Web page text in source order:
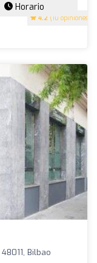
4.2 (10 opiniones)
Horario
Bilbao